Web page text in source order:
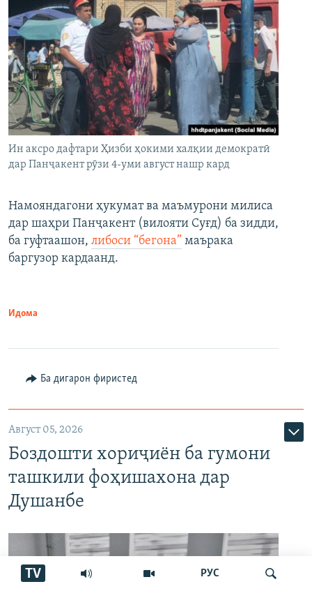
РУС
TV
Ин аксро дафтари Ҳизби ҳокими халқии демократӣ
дар Панҷакент рӯзи 4-уми август нашр кард
Намояндагони ҳукумат ва маъмурони милиса
дар шаҳри Панҷакент (вилояти Суғд) ба зидди,
ба гуфтаашон, либоси “бегона” маърака
баргузор кардаанд.
Идома
Ба дигарон фиристед
Август 05, 2026
Боздошти хориҷиён ба гумони
ташкили фоҳишахона дар
Душанбе